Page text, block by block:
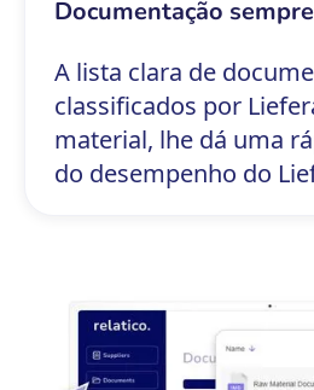
Documentação
A lista clara de
classificados por
material, lhe dá uma
do desempenho do